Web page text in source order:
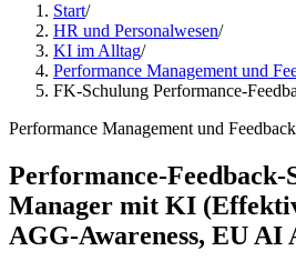
Start/
HR und Personalwesen/
KI im Alltag/
Performance Management und
FK-Schulung Performance-
Performance Management und Feedback
Performance-Feedback-
Manager mit KI
AGG-Awareness, EU AI